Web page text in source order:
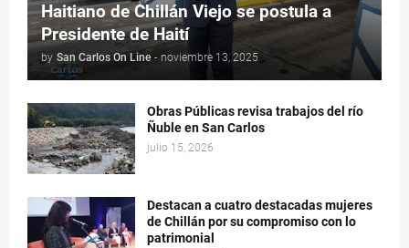
Haitiano de Chillán Viejo se postula a
Presidente de Haití
by San Carlos On Line - noviembre 13, 2025
Obras Públicas revisa trabajos del río
Ñuble en San Carlos
julio 15, 2026
Destacan a cuatro destacadas mujeres
de Chillán por su compromiso con lo
patrimonial